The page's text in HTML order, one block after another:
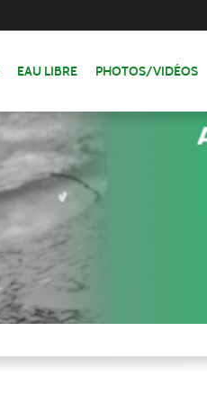
EAU LIBRE PHOTOS/VIDÉOS